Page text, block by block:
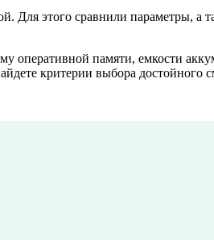
Для этого сравнили параметры,
памяти, емкости
критерии выбора достойного